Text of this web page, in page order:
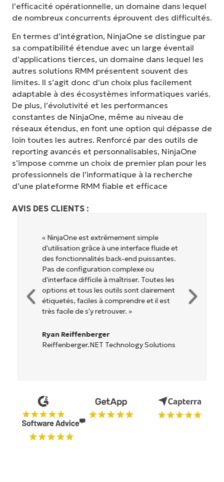
l’efficacité opérationnelle, un domaine dans lequel
de nombreux concurrents éprouvent des difficultés.
En termes d’intégration, NinjaOne se distingue par
sa compatibilité étendue avec un large éventail
d’applications tierces, un domaine dans lequel les
autres solutions RMM présentent souvent des
limites. Il s’agit donc d’un choix plus facilement
adaptable à des écosystèmes informatiques variés.
De plus, l’évolutivité et les performances
constantes de NinjaOne, même au niveau de
réseaux étendus, en font une option qui dépasse de
loin toutes les autres. Renforcé par des outils de
reporting avancés et personnalisables, NinjaOne
s’impose comme un choix de premier plan pour les
professionnels de l’informatique à la recherche
d’une plateforme RMM fiable et efficace
AVIS DES CLIENTS :
« NinjaOne est extrêmement simple
d'utilisation grâce à une interface fluide et
des fonctionnalités back-end puissantes.
Pas de configuration complexe ou
d'interface difficile à maîtriser. Toutes les
options et tous les outils sont clairement
étiquetés, faciles à comprendre et il est
très facile de s'y retrouver. »
Ryan Reiffenberger
Reiffenberger.NET Technology Solutions